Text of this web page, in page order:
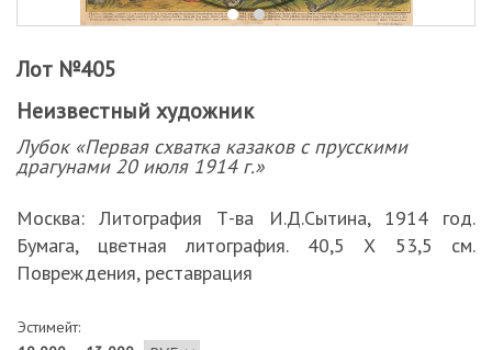
Лот №405
Неизвестный художник
Лубок «Первая схватка казаков с прусскими
драгунами 20 июля 1914 г.»
Москва: Литография Т-ва И.Д.Сытина, 1914 год.
Бумага, цветная литография. 40,5 Х 53,5 см.
Повреждения, реставрация
Эстимейт: